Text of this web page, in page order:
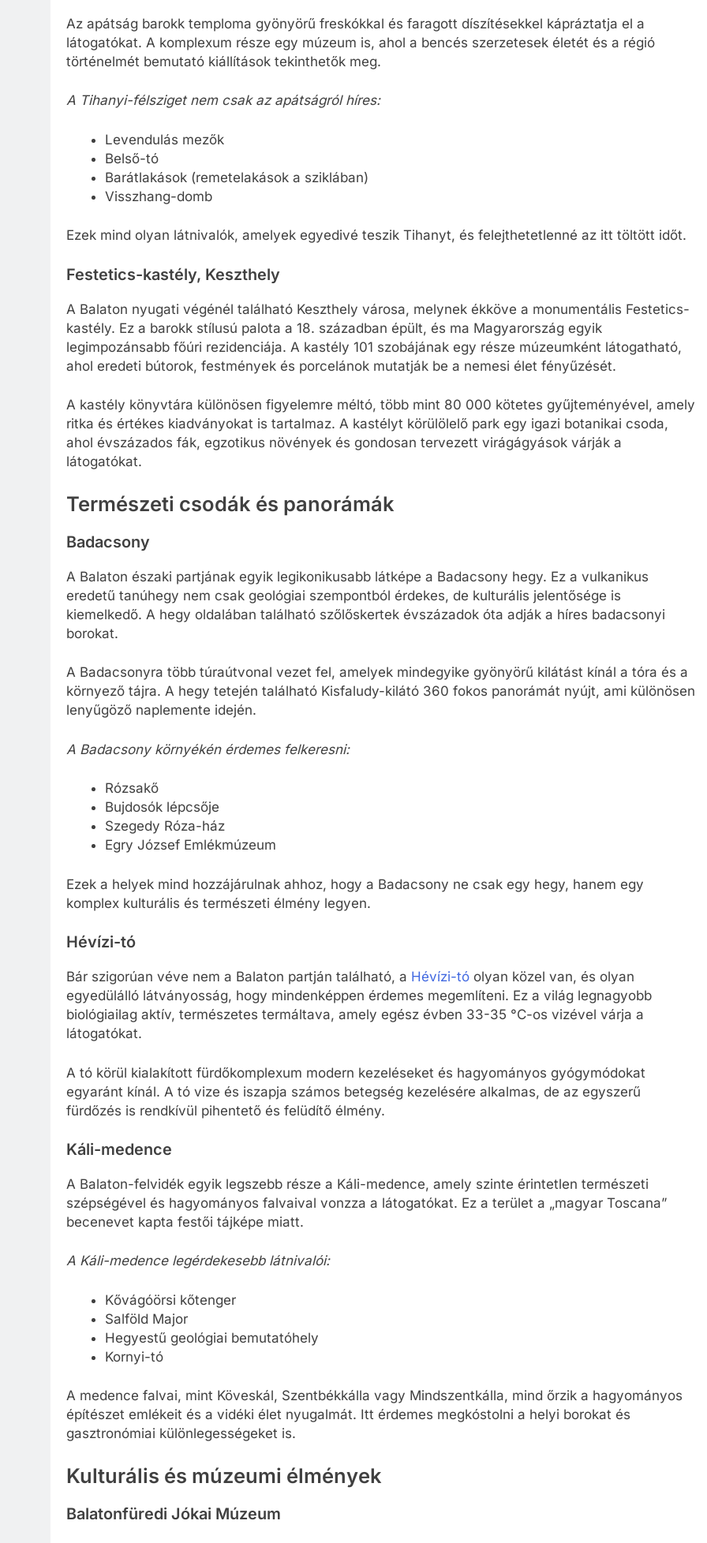
Az apátság barokk temploma gyönyörű freskókkal és faragott díszítésekkel kápráztatja el a
látogatókat. A komplexum része egy múzeum is, ahol a bencés szerzetesek életét és a régió
történelmét bemutató kiállítások tekinthetők meg.
A Tihanyi-félsziget nem csak az apátságról híres:
Levendulás mezők
Belső-tó
Barátlakások (remetelakások a sziklában)
Visszhang-domb
Ezek mind olyan látnivalók, amelyek egyedivé teszik Tihanyt, és felejthetetlenné az itt töltött időt.
Festetics-kastély, Keszthely
A Balaton nyugati végénél található Keszthely városa, melynek ékköve a monumentális Festetics-
kastély. Ez a barokk stílusú palota a 18. században épült, és ma Magyarország egyik
legimpozánsabb főúri rezidenciája. A kastély 101 szobájának egy része múzeumként látogatható,
ahol eredeti bútorok, festmények és porcelánok mutatják be a nemesi élet fényűzését.
A kastély könyvtára különösen figyelemre méltó, több mint 80 000 kötetes gyűjteményével, amely
ritka és értékes kiadványokat is tartalmaz. A kastélyt körülölelő park egy igazi botanikai csoda,
ahol évszázados fák, egzotikus növények és gondosan tervezett virágágyások várják a
látogatókat.
Természeti csodák és panorámák
Badacsony
A Balaton északi partjának egyik legikonikusabb látképe a Badacsony hegy. Ez a vulkanikus
eredetű tanúhegy nem csak geológiai szempontból érdekes, de kulturális jelentősége is
kiemelkedő. A hegy oldalában található szőlőskertek évszázadok óta adják a híres badacsonyi
borokat.
A Badacsonyra több túraútvonal vezet fel, amelyek mindegyike gyönyörű kilátást kínál a tóra és a
környező tájra. A hegy tetején található Kisfaludy-kilátó 360 fokos panorámát nyújt, ami különösen
lenyűgöző naplemente idején.
A Badacsony környékén érdemes felkeresni:
Rózsakő
Bujdosók lépcsője
Szegedy Róza-ház
Egry József Emlékmúzeum
Ezek a helyek mind hozzájárulnak ahhoz, hogy a Badacsony ne csak egy hegy, hanem egy
komplex kulturális és természeti élmény legyen.
Hévízi-tó
Bár szigorúan véve nem a Balaton partján található, a Hévízi-tó olyan közel van, és olyan
egyedülálló látványosság, hogy mindenképpen érdemes megemlíteni. Ez a világ legnagyobb
biológiailag aktív, természetes termáltava, amely egész évben 33-35 °C-os vizével várja a
látogatókat.
A tó körül kialakított fürdőkomplexum modern kezeléseket és hagyományos gyógymódokat
egyaránt kínál. A tó vize és iszapja számos betegség kezelésére alkalmas, de az egyszerű
fürdőzés is rendkívül pihentető és felüdítő élmény.
Káli-medence
A Balaton-felvidék egyik legszebb része a Káli-medence, amely szinte érintetlen természeti
szépségével és hagyományos falvaival vonzza a látogatókat. Ez a terület a „magyar Toscana”
becenevet kapta festői tájképe miatt.
A Káli-medence legérdekesebb látnivalói:
Kővágóörsi kőtenger
Salföld Major
Hegyestű geológiai bemutatóhely
Kornyi-tó
A medence falvai, mint Köveskál, Szentbékkálla vagy Mindszentkálla, mind őrzik a hagyományos
építészet emlékeit és a vidéki élet nyugalmát. Itt érdemes megkóstolni a helyi borokat és
gasztronómiai különlegességeket is.
Kulturális és múzeumi élmények
Balatonfüredi Jókai Múzeum